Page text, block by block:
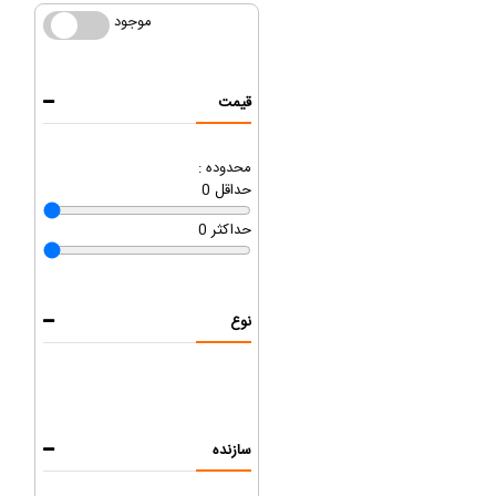
موجود موجود
قیمت
محدوده :
0 حداقل
0 حداکثر
نوع
سازنده